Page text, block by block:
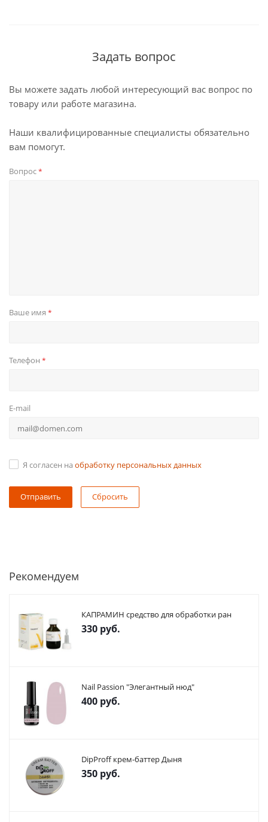
Задать вопрос
Вы можете задать любой интересующий вас вопрос по
товару или работе магазина.
Наши квалифицированные специалисты обязательно
вам помогут.
Вопрос*
Ваше имя *
Телефон *
E-mail
Я согласен на обработку персональных данных
Сбросить
Рекомендуем
КАПРАМИН средство для обработки ран
330 руб.
Nail Passion "Элегантный нюд"
400 руб.
DipProff крем-баттер Дыня
350 руб.